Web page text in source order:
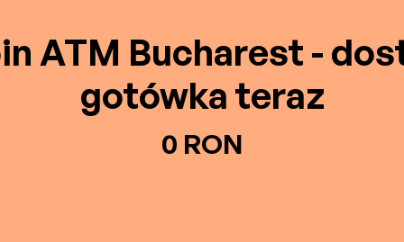
ATM Bucharest -
gotówka teraz
0 RON